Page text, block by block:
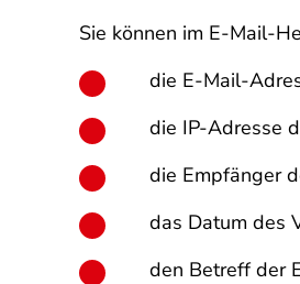
Sie können im E-Mail-
die E-Mail-
die IP-Adresse
die Empfänger
das Datum des
den Betreff der